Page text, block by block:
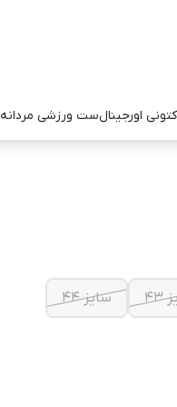
کتونی اورجینالست ورزشی مردانه
43 سایز 44